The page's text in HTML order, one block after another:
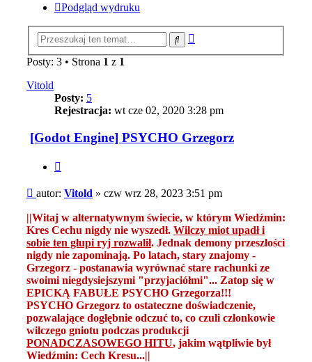
Podgląd wydruku
Szukaj
Posty: 3 • Strona 1 z 1
Vitold
Posty: 5
Rejestracja: wt cze 02, 2020 3:28 pm
[Godot Engine] PSYCHO Grzegorz
Post
autor: Vitold » czw wrz 28, 2023 3:51 pm
||Witaj w alternatywnym świecie, w którym Wiedźmin:
Kres Cechu nigdy nie wyszedł. Wilczy miot upadł i
sobie ten głupi ryj rozwalił. Jednak demony przeszłości
nigdy nie zapominają. Po latach, stary znajomy -
Grzegorz - postanawia wyrównać stare rachunki ze
swoimi niegdysiejszymi "przyjaciółmi"... Zatop się w
EPICKĄ FABUŁE PSYCHO Grzegorza!!!
PSYCHO Grzegorz to ostateczne doświadczenie,
pozwalające dogłębnie odczuć to, co czuli członkowie
wilczego gniotu podczas produkcji
PONADCZASOWEGO HITU, jakim wątpliwie był
Wiedźmin: Cech Kresu...||